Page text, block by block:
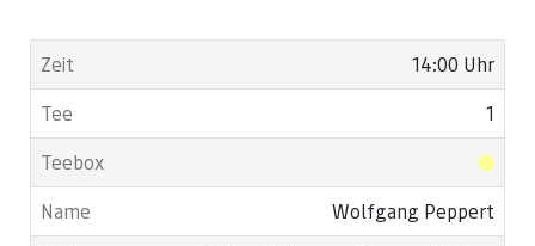
14:00 Uhr
1
Wolfgang Peppert